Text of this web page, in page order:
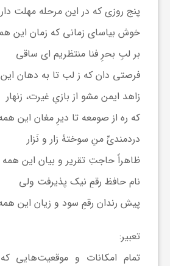
پنج روزی که در این مرحله مهلت
خوش بیاسای زمانی که زمان این
بر لبِ بحرِ فنا منتظریم ای ساقی
فرصتی دان که ز لب تا به دهان
زاهد ایمن مشو از بازیِ غیرت، زنهار
که ره از صومعه تا دیرِ مغان این
دردمندیِّ منِ سوختهٔ زار و نَزار
ظاهراً حاجتِ تقریر و بیان این
نام حافظ رقمِ نیک پذیرفت ولی
پیش رندان رقمِ سود و زیان این
تعبیر:
تمام امکانات و موقعیت‌هایی که